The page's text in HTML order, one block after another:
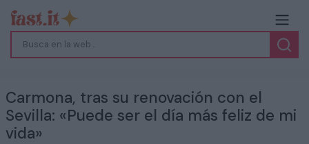
Carmona, tras su renovación con el
Sevilla: «Puede ser el día más feliz de mi
vida»